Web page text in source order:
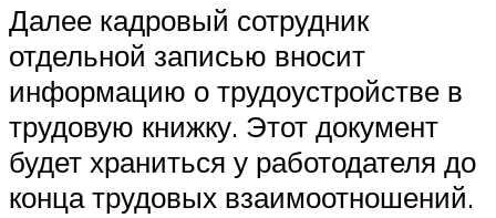
Далее кадровый сотрудник
отдельной записью вносит
информацию о трудоустройстве в
трудовую книжку. Этот документ
будет храниться у работодателя до
конца трудовых взаимоотношений.